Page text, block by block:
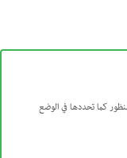
كما تحددها في الوضع